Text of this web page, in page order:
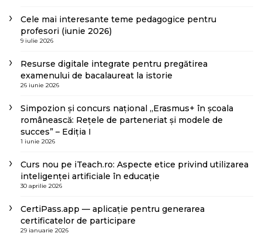
Cele mai interesante teme pedagogice pentru
profesori (iunie 2026)
9 iulie 2026
Resurse digitale integrate pentru pregătirea
examenului de bacalaureat la istorie
26 iunie 2026
Simpozion și concurs național „Erasmus+ în școala
românească: Rețele de parteneriat și modele de
succes” – Ediția I
1 iunie 2026
Curs nou pe iTeach.ro: Aspecte etice privind utilizarea
inteligenței artificiale în educație
30 aprilie 2026
CertiPass.app — aplicație pentru generarea
certificatelor de participare
29 ianuarie 2026